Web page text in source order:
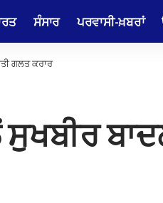
ਸੰਸਾਰ ਪਰਵਾਸੀ-ਖ਼ਬਰਾਂ
ਗਲਤ ਕਰਾਰ